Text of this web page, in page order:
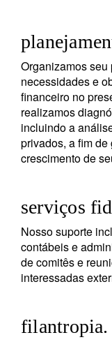
Organizamos
necessidades e
financeiro no
realizamos
incluindo a
privados, a fim
crescimento de
serviços
Nosso suporte
contábeis e
de comitês e
interessadas
filantropia.